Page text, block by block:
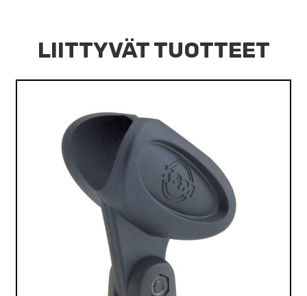
LIITTYVÄT TUOTTEET